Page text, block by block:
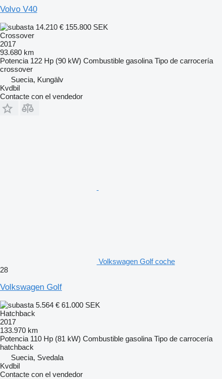
Volvo V40
14.210 € 155.800 SEK
Crossover
2017
93.680 km
Potencia 122 Hp (90 kW) Combustible gasolina Tipo de carrocería
crossover
Suecia, Kungälv
Kvdbil
Contacte con el vendedor
Volkswagen Golf coche
28
Volkswagen Golf
5.564 € 61.000 SEK
Hatchback
2017
133.970 km
Potencia 110 Hp (81 kW) Combustible gasolina Tipo de carrocería
hatchback
Suecia, Svedala
Kvdbil
Contacte con el vendedor